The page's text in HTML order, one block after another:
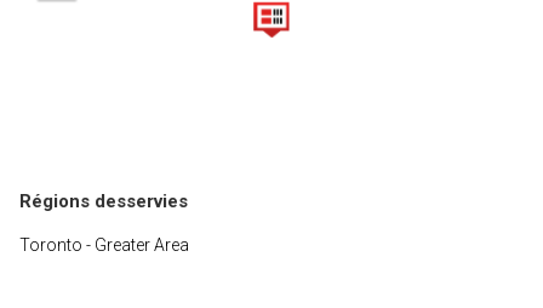
Régions desservies
Toronto - Greater Area